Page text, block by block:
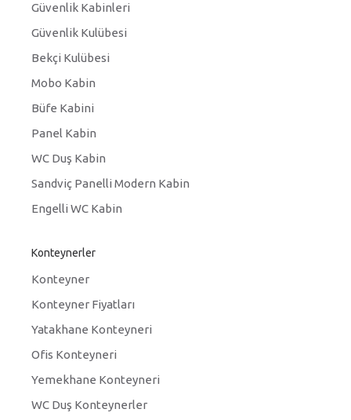
Güvenlik Kabinleri
Güvenlik Kulübesi
Bekçi Kulübesi
Mobo Kabin
Büfe Kabini
Panel Kabin
WC Duş Kabin
Sandviç Panelli Modern Kabin
Engelli WC Kabin
Konteynerler
Konteyner
Konteyner Fiyatları
Yatakhane Konteyneri
Ofis Konteyneri
Yemekhane Konteyneri
WC Duş Konteynerler